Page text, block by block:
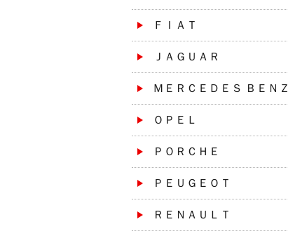
ＦＩＡＴ
ＪＡＧＵＡＲ
ＭＥＲＣＥＤＥＳ ＢＥＮＺ
ＯＰＥＬ
ＰＯＲＣＨＥ
ＰＥＵＧＥＯＴ
ＲＥＮＡＵＬＴ